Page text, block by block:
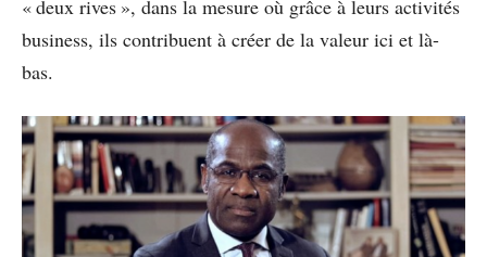
« deux rives », dans la mesure où grâce à leurs activités
business, ils contribuent à créer de la valeur ici et là-
bas.